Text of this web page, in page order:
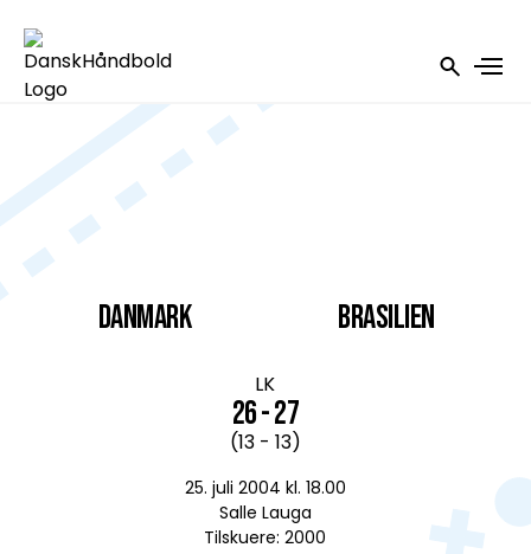
DANMARK
LK
26 - 27
(13 - 13)
25. juli 2004 kl. 18.00
Salle Lauga
Tilskuere: 2000
Brasilien